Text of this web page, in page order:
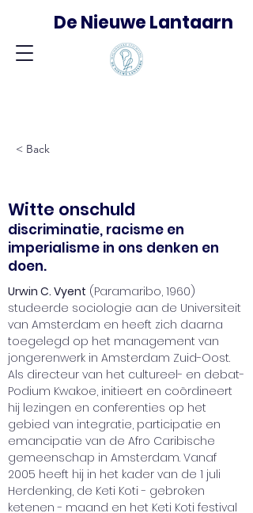
De Nieuwe Lantaarn
< Back
Witte onschuld
discriminatie, racisme en
imperialisme in ons denken en
doen.
Urwin C. Vyent (Paramaribo, 1960)
studeerde sociologie aan de Universiteit
van Amsterdam en heeft zich daarna
toegelegd op het management van
jongerenwerk in Amsterdam Zuid-Oost.
Als directeur van het cultureel- en debat-
Podium Kwakoe, initieert en coördineert
hij lezingen en conferenties op het
gebied van integratie, participatie en
emancipatie van de Afro Caribische
gemeenschap in Amsterdam. Vanaf
2005 heeft hij in het kader van de 1 juli
Herdenking, de Keti Koti - gebroken
ketenen - maand en het Keti Koti festival